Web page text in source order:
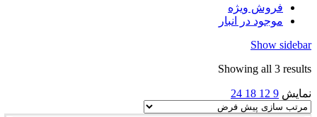
فروش ویژه
موجود در انبار
Show sidebar
Showing all 3 results
نمایش 9
12
18
24